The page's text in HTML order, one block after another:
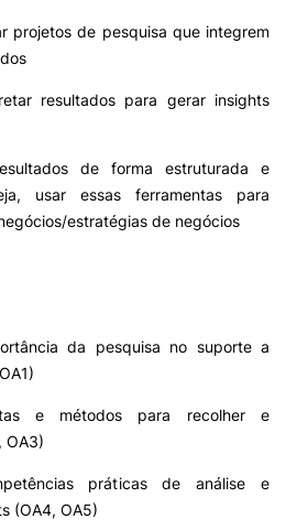
projetos de pesquisa que integrem
resultados para gerar insights
de forma estruturada e
usar essas ferramentas para
estratégias de negócios
da pesquisa no suporte a
e métodos para recolher e
OA3)
práticas de análise e
(OA4, OA5)